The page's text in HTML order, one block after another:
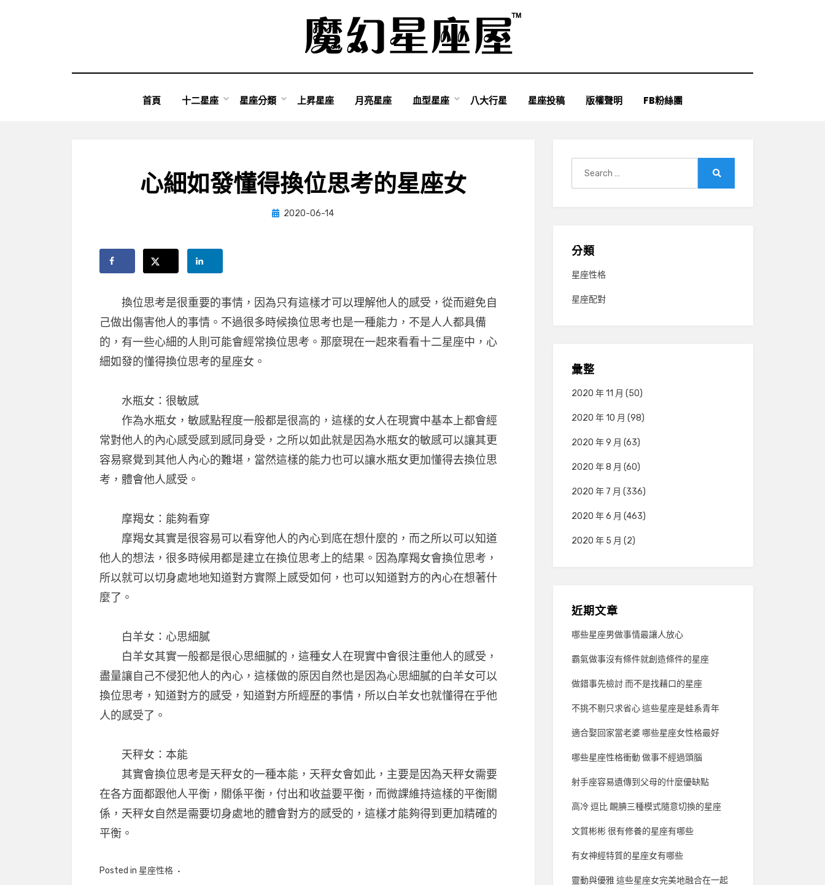
首頁 十二星座 星座分類 上昇星座 月亮星座 血型星座 八大行星 星座投稿 版權聲明 FB粉絲團
心細如發懂得換位思考的星座女
by小編
Posted
2020-06-14
換位思考是很重要的事情，因為只有這樣才可以理解他人的感受，從而避免自
己做出傷害他人的事情。不過很多時候換位思考也是一種能力，不是人人都具備
的，有一些心細的人則可能會經常換位思考。那麼現在一起來看看十二星座中，心
細如發的懂得換位思考的星座女。
水瓶女：很敏感
作為水瓶女，敏感點程度一般都是很高的，這樣的女人在現實中基本上都會經
常對他人的內心感受感到感同身受，之所以如此就是因為水瓶女的敏感可以讓其更
容易察覺到其他人內心的難堪，當然這樣的能力也可以讓水瓶女更加懂得去換位思
考，體會他人感受。
摩羯女：能夠看穿
摩羯女其實是很容易可以看穿他人的內心到底在想什麼的，而之所以可以知道
他人的想法，很多時候用都是建立在換位思考上的結果。因為摩羯女會換位思考，
所以就可以切身處地地知道對方實際上感受如何，也可以知道對方的內心在想著什
麼了。
白羊女：心思細膩
白羊女其實一般都是很心思細膩的，這種女人在現實中會很注重他人的感受，
盡量讓自己不侵犯他人的內心，這樣做的原因自然也是因為心思細膩的白羊女可以
換位思考，知道對方的感受，知道對方所經歷的事情，所以白羊女也就懂得在乎他
人的感受了。
天秤女：本能
其實會換位思考是天秤女的一種本能，天秤女會如此，主要是因為天秤女需要
在各方面都跟他人平衡，關係平衡，付出和收益要平衡，而微課維持這樣的平衡關
係，天秤女自然是需要切身處地的體會對方的感受的，這樣才能夠得到更加精確的
平衡。
Posted in 星座性格
分類
星座性格
星座配對
彙整
2020 年 11 月 (50)
2020 年 10 月 (98)
2020 年 9 月 (63)
2020 年 8 月 (60)
2020 年 7 月 (336)
2020 年 6 月 (463)
2020 年 5 月 (2)
近期文章
哪些星座男做事情最讓人放心
霸氣做事沒有條件就創造條件的星座
做錯事先檢討 而不是找藉口的星座
不挑不剔只求省心 這些星座是蛙系青年
適合娶回家當老婆 哪些星座女性格最好
哪些星座性格衝動 做事不經過頭腦
射手座容易遺傳到父母的什麼優缺點
高冷 逗比 靦腆三種模式隨意切換的星座
文質彬彬 很有修養的星座有哪些
有女神經特質的星座女有哪些
靈動與優雅 這些星座女完美地融合在一起